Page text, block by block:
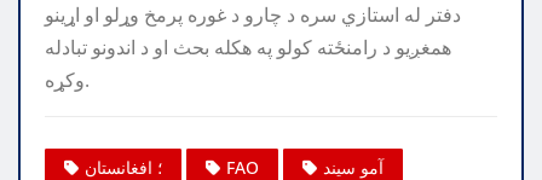
دفتر له استازي سره د چارو د غوره پرمخ وړلو او اړینو
همغږیو د رامنځته کولو په هکله بحث او د اندونو تبادله
وکړه.
؛ افغانستان FAO
آمو سیند